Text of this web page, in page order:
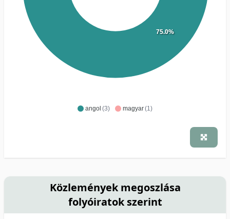
angol (3) magyar(1)
75.0%
Közlemények megoszlása
folyóiratok szerint